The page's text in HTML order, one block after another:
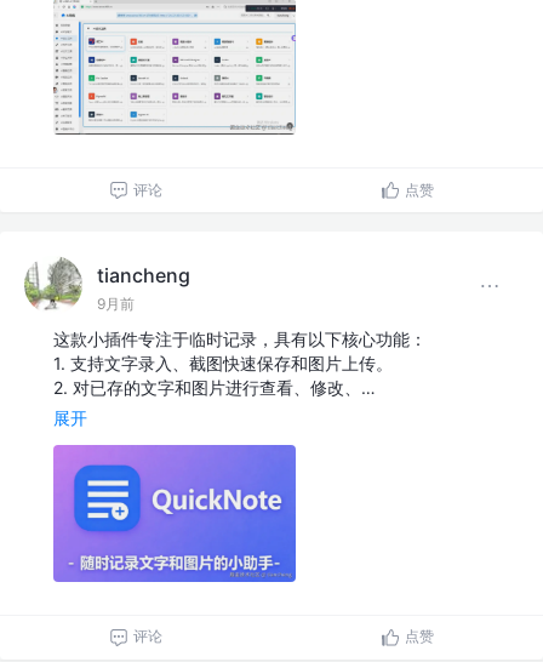
评论 点赞
tiancheng
9月前
这款小插件专注于临时记录，具有以下核心功能：
1. 支持文字录入、截图快速保存和图片上传。
2. 对已存的文字和图片进行查看、修改、…
展开
评论 点赞